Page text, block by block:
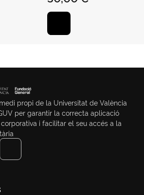
101
propi de la Universitat de València
per garantir la correcta aplicació
i facilitar el seu accés a la